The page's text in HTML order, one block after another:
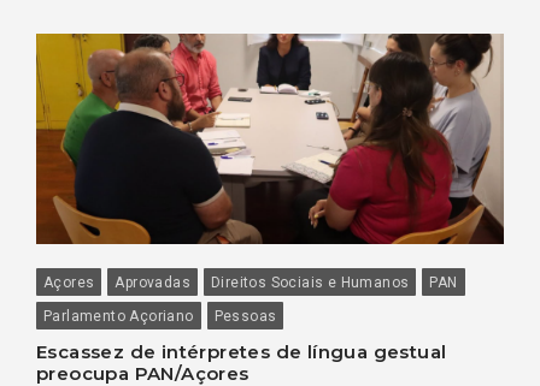
Açores Aprovadas Direitos Sociais e Humanos
PAN
Parlamento Açoriano
Pessoas
Escassez de intérpretes de língua gestual
preocupa PAN/Açores